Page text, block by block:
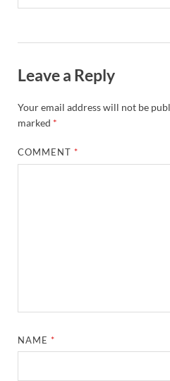
Leave a Reply
Your email address will not be
marked *
COMMENT*
NAME*